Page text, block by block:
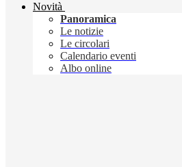
Novità
Panoramica
Le notizie
Le circolari
Calendario eventi
Albo online